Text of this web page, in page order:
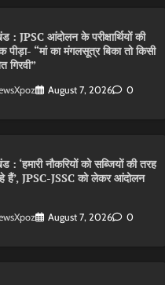
: JPSC आंदोलन के परीक्षार्थियों की
पीड़ा- “मां का मंगलसूत्र बिका तो किसी
गिरवी”
August 7, 2026 0
: ‘हमारी नौकरियों को सब्जियों की तरह
हैं’, JPSC-JSSC को लेकर आंदोलन
August 7, 2026 0